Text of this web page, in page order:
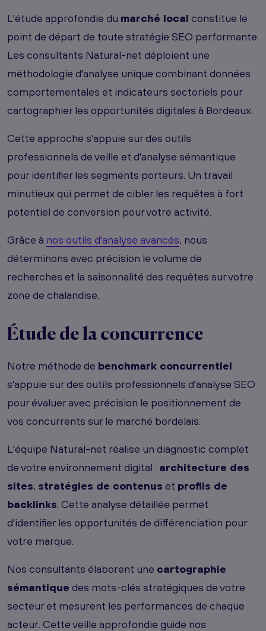
L'étude approfondie du marché local constitue le
point de départ de toute stratégie SEO performante.
Les consultants Natural-net déploient une
méthodologie d'analyse unique combinant données
comportementales et indicateurs sectoriels pour
cartographier les opportunités digitales à Bordeaux.
Cette approche s'appuie sur des outils
professionnels de veille et d'analyse sémantique
pour identifier les segments porteurs. Un travail
minutieux qui permet de cibler les requêtes à fort
potentiel de conversion pour votre activité.
Grâce à nos outils d'analyse avancés, nous
déterminons avec précision le volume de
recherches et la saisonnalité des requêtes sur votre
zone de chalandise.
Étude de la concurrence
Notre méthode de benchmark concurrentiel
s'appuie sur des outils professionnels d'analyse SEO
pour évaluer avec précision le positionnement de
vos concurrents sur le marché bordelais.
L'équipe Natural-net réalise un diagnostic complet
de votre environnement digital : architecture des
sites, stratégies de contenus et profils de
backlinks. Cette analyse détaillée permet
d'identifier les opportunités de différenciation pour
votre marque.
Nos consultants élaborent une cartographie
sémantique des mots-clés stratégiques de votre
secteur et mesurent les performances de chaque
acteur. Cette veille approfondie guide nos